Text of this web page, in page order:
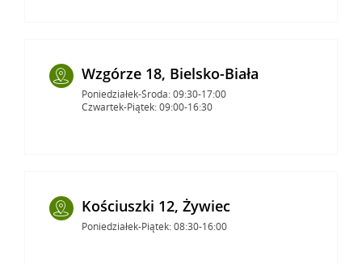
Wzgórze 18, Bielsko-Biała
Poniedziałek-Środa: 09:30-17:00
Czwartek-Piątek: 09:00-16:30
Kościuszki 12, Żywiec
Poniedziałek-Piątek: 08:30-16:00